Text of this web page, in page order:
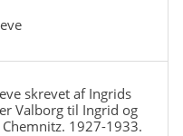
skrevet af Ingrids
Valborg til Ingrid og
Chemnitz. 1927-1933.